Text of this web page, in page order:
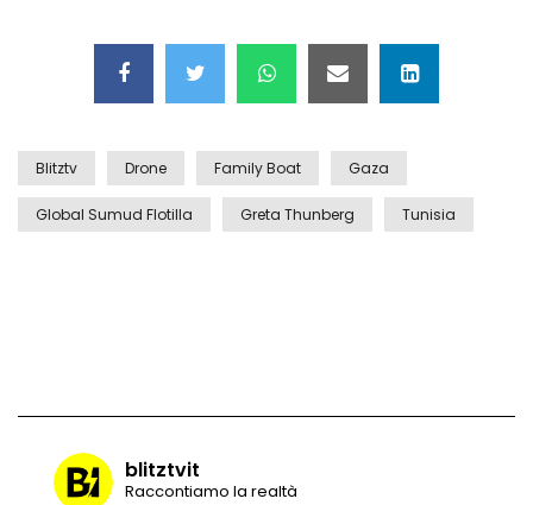
Esplode cabina elettrica sotterranea
Grattacielo crolla per un incendio
Blitztv Drone Family Boat Gaza
Global Sumud Flotilla Greta Thunberg Tunisia
blitztvit
Raccontiamo la realtà